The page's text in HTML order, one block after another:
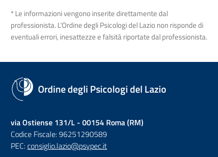
* Le informazioni vengono inserite direttamente dal
professionista. L'Ordine degli Psicologi del Lazio non risponde di
eventuali errori, inesattezze e falsità riportate dal professionista.
Ordine degli Psicologi del Lazio
via Ostiense 131/L - 00154 Roma (RM)
Codice Fiscale: 96251290589
PEC:consiglio.lazio@psypec.it